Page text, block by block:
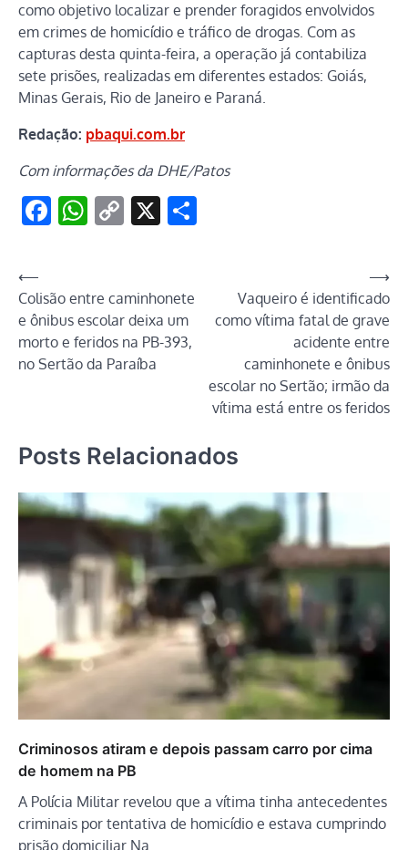
como objetivo localizar e prender foragidos envolvidos
em crimes de homicídio e tráfico de drogas. Com as
capturas desta quinta-feira, a operação já contabiliza
sete prisões, realizadas em diferentes estados: Goiás,
Minas Gerais, Rio de Janeiro e Paraná.
Redação: pbaqui.com.br
Com informações da DHE/Patos
Facebook
WhatsApp
Copy
X
Navegação
de
Post
⟵
Colisão entre caminhonete
e ônibus escolar deixa um
morto e feridos na PB-393,
no Sertão da Paraíba
Vaqueiro é identificado
como vítima fatal de grave
acidente entre
caminhonete e ônibus
escolar no Sertão; irmão da
vítima está entre os feridos
⟶
Posts Relacionados
Criminosos atiram e depois passam carro por cima
de homem na PB
A Polícia Militar revelou que a vítima tinha antecedentes
criminais por tentativa de homicídio e estava cumprindo
prisão domiciliar Na…